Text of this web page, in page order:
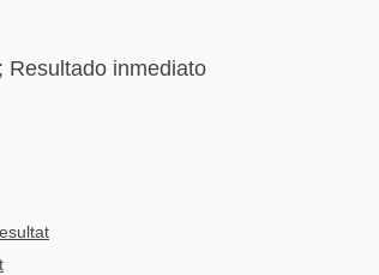
Resultado inmediato